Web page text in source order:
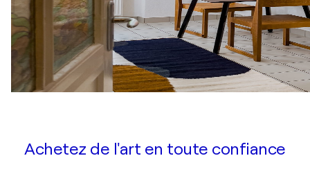
Achetez de l'art en toute confiance